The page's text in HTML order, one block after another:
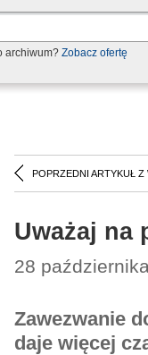
archiwum? Zobacz ofertę
POPRZEDNI ARTYKUŁ Z
Uważaj na
28
Zawezwanie
daje więcej